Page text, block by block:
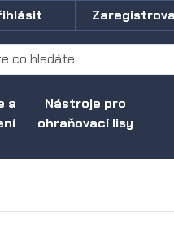
a
Nástroje pro
ohraňovací lisy